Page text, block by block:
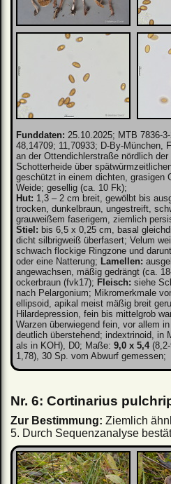
Funddaten: 25.10.2025; MTB 7836-
48,14709; 11,70933; D-By-München,
an der Ottendichlerstraße nördlich
Schotterheide über
geschützt in einem dichten, grasigen
Weide; gesellig (ca. 10 Fk);
Hut: 1,3 – 2 cm breit, gewölbt bis
trocken, dunkelbraun, ungestreift,
grauweißem faserigem, ziemlich
Stiel: bis 6,5 x 0,25 cm, basal
dicht silbrigweiß überfasert; Velum
schwach flockige Ringzone und
oder eine Natterung; Lamellen:
angewachsen, mäßig gedrängt (ca.
ockerbraun (fvk17); Fleisch: siehe
nach Pelargonium; Mikromerkmale
ellipsoid, apikal meist mäßig breit
Hilardepression, fein bis mittelgrob
Warzen überwiegend fein, vor allem
deutlich überstehend; indextrinoid, in
als in KOH), D0; Maße: 9,0 x 5,4(8,2-
1,78), 30 Sp. vom Abwurf gemessen;
Nr. 6: Cortinarius
Zur Bestimmung: Ziemlich
5. Durch Sequenzanalyse